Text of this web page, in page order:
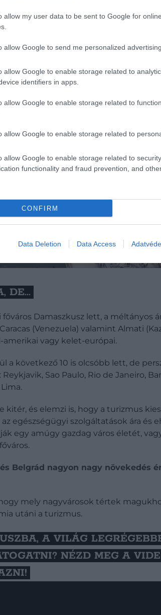
allow my user data to be sent to Google for
allow Google to send me personalized advertising.
allow Google to enable storage related to
identifiers in apps.
allow Google to enable storage related to
allow Google to enable storage related to
allow Google to enable storage related to
functionality and fraud prevention, and
CONFIRM
Data Deletion Data Access
Perth, Kanton (Guangzhou),
ezzel jó kalkulálni, ha jövőre esetleg
városunkba.
DE...
Damaszkusz lett, a méltányos
(Venezuela) valamint Almati
amerikai vagy kelet-európai.
a következő 10 is olcsóbb lett, de
Sao Paulo, Rio de Janeiro,
és elemzi is, hogy a turizmus
egészségügyi szolgáltatások ára és
egy amúgy gazdag város életét,
Belgrád nagyon nagy növekedés
mely nagyvárosok tértek
utáni a turizmus.
A VILÁG
NÉZD MEG A